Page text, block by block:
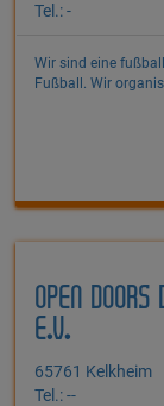
Tel.: -
Wir sind eine
Fußball. Wir
OPEN DOORS
E.V.
65761 Kelkheim
Tel.: --